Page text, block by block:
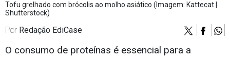
Tofu grelhado com brócolis ao molho asiático (Imagem: Kattecat |
Shutterstock)
Por Redação EdiCase
O consumo de proteínas é essencial para a